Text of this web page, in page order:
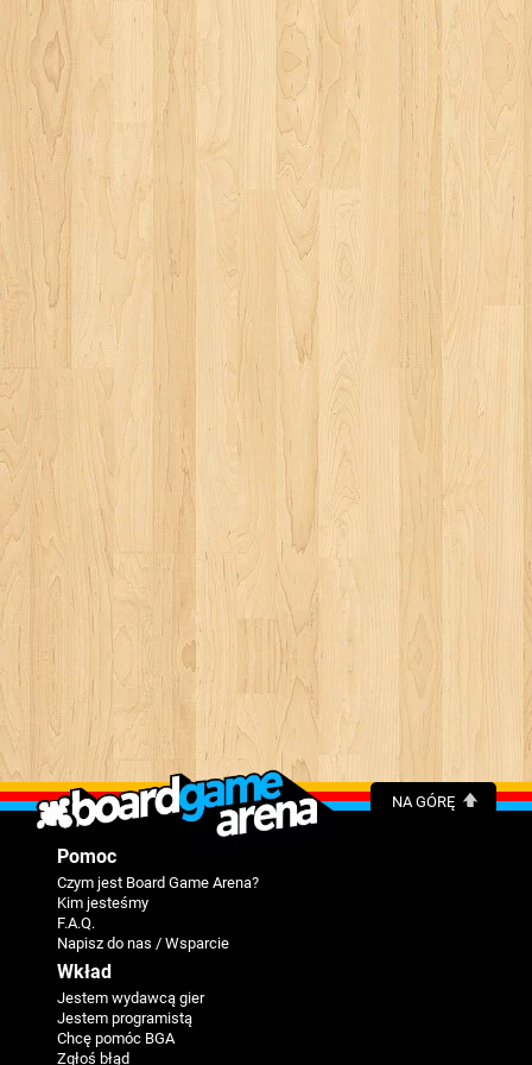
NA GÓRĘ
Pomoc
Czym jest Board Game Arena?
Kim jesteśmy
F.A.Q.
Napisz do nas / Wsparcie
Wkład
Jestem wydawcą gier
Jestem programistą
Chcę pomóc BGA
Zgłoś błąd